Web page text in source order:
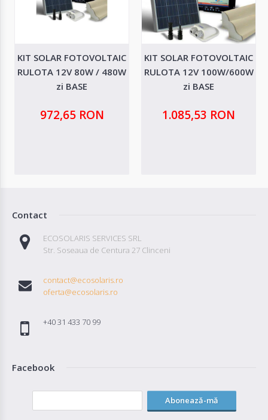
KIT SOLAR FOTOVOLTAIC
RULOTA 12V 80W / 480W
zi BASE
972,65 RON
KIT SOLAR FOTOVOLTAIC
RULOTA 12V 100W/600W
zi BASE
1.085,53 RON
Contact
ECOSOLARIS SERVICES SRL
Str. Soseaua de Centura 27 Clinceni
contact@ecosolaris.ro
oferta@ecosolaris.ro
+40 31 433 70 99
Facebook
Abonează-mă